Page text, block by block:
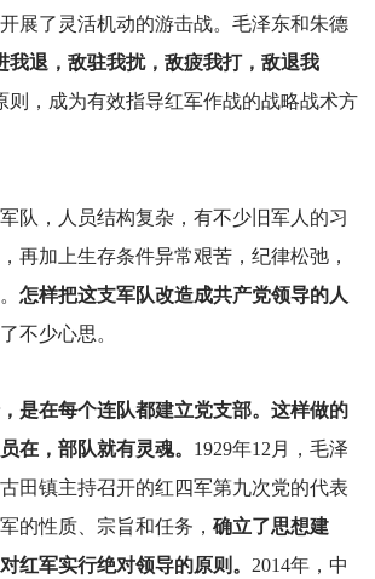
展了灵活机动的游击战。毛泽东和朱德
我退，敌驻我扰，敌疲我打，敌退我
则，成为有效指导红军作战的战略战术方
队，人员结构复杂，有不少旧军人的习
再加上生存条件异常艰苦，纪律松弛，
怎样把这支军队改造成共产党领导的人
不少心思。
是在每个连队都建立党支部。这样做的
在，部队就有灵魂。 1929年12月，毛泽
田镇主持召开的红四军第九次党的代表
的性质、宗旨和任务， 确立了思想建
红军实行绝对领导的原则。 2014年，中